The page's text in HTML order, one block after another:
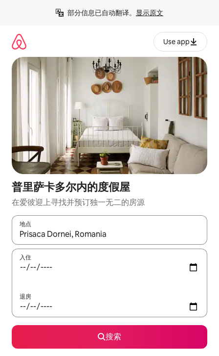
部分信息已自动翻译。 显示原文
Use app
普里萨卡多尔内的度假屋
在爱彼迎上寻找并预订独一无二的房源
地点
如有搜索结果，请使用上下方向键查看，或通过点击或滑动手势
入住
退房
搜索